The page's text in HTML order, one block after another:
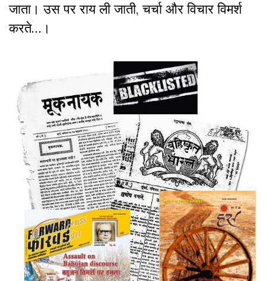
जाता। उस पर राय ली जाती, चर्चा और विचार विमर्श
करते…।